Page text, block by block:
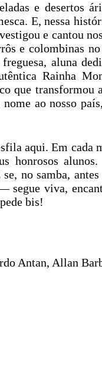
e desertos
E, nessa
e cantou
e colombinas
aluna
Rainha
que
ao nosso
aqui. Em cada
honrosos
no samba,
segue viva,
bis!
Antan, Allan